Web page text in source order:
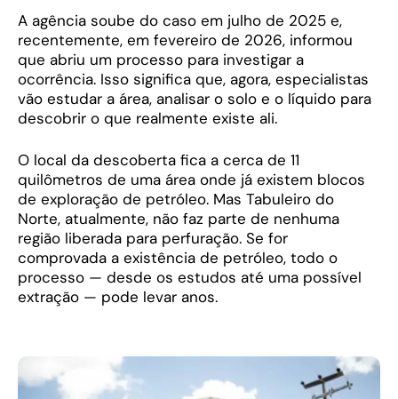
A agência soube do caso em julho de 2025 e,
recentemente, em fevereiro de 2026, informou
que abriu um processo para investigar a
ocorrência. Isso significa que, agora, especialistas
vão estudar a área, analisar o solo e o líquido para
descobrir o que realmente existe ali.
O local da descoberta fica a cerca de 11
quilômetros de uma área onde já existem blocos
de exploração de petróleo. Mas Tabuleiro do
Norte, atualmente, não faz parte de nenhuma
região liberada para perfuração. Se for
comprovada a existência de petróleo, todo o
processo — desde os estudos até uma possível
extração — pode levar anos.